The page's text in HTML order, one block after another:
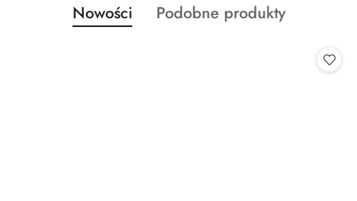
Pomiń karuzelę produktów
Produkty
o
Nowości
Produkty
Podobne produkty